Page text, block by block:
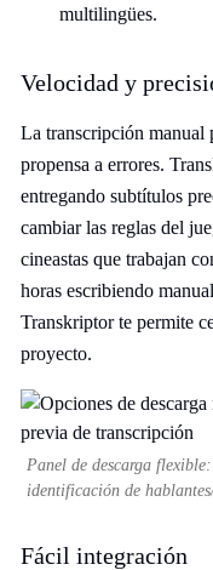
multilingües.
Velocidad y
La transcripción manual
propensa a errores.
entregando subtítulos
cambiar las reglas del
cineastas que trabajan
horas escribiendo
Transkriptor te permite
proyecto.
Panel de descarga
identificación de
Fácil integración